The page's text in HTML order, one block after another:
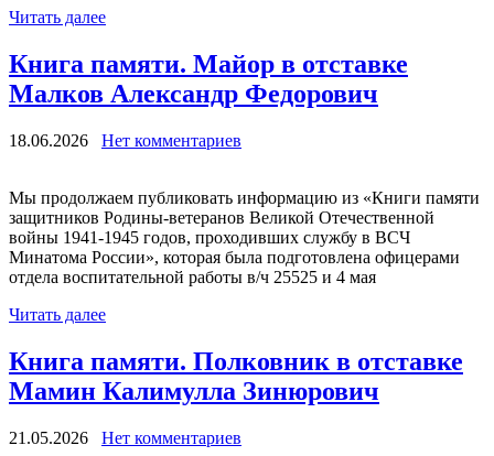
Читать далее
Книга памяти. Майор в отставке
Малков Александр Федорович
18.06.2026 Нет комментариев
Мы продолжаем публиковать информацию из «Книги памяти
защитников Родины-ветеранов Великой Отечественной
войны 1941-1945 годов, проходивших службу в ВСЧ
Минатома России», которая была подготовлена офицерами
отдела воспитательной работы в/ч 25525 и 4 мая
Читать далее
Книга памяти. Полковник в отставке
Мамин Калимулла Зинюрович
21.05.2026 Нет комментариев